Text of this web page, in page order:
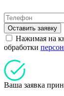
Оставить заявку
Нажимая на
обработки
Ваша заявка